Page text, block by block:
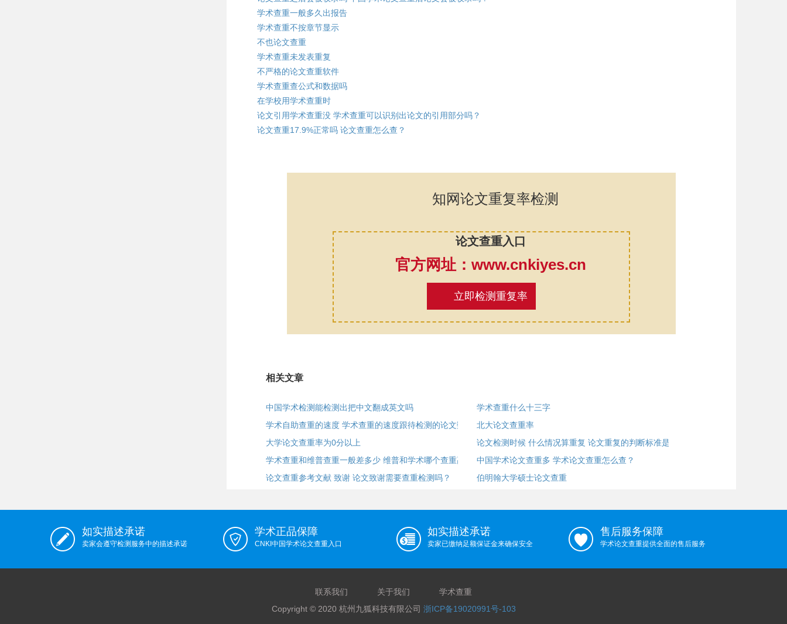
学术查重一般多久出报告
学术查重不按章节显示
不也论文查重
学术查重未发表重复
不严格的论文查重软件
学术查重查公式和数据吗
在学校用学术查重时
论文引用学术查重没 学术查重可以识别出论文的引用部分吗？
论文查重17.9%正常吗 论文查重怎么查？
知网论文重复率检测
论文查重入口
官方网址：www.cnkiyes.cn
立即检测重复率
相关文章
中国学术检测能检测出把中文翻成英文吗
学术自助查重的速度 学术查重的速度跟待检测的论文数
大学论文查重率为0分以上
学术查重和维普查重一般差多少 维普和学术哪个查重高？
论文查重参考文献 致谢 论文致谢需要查重检测吗？
学术查重什么十三字
北大论文查重率
论文检测时候 什么情况算重复 论文重复的判断标准是什
中国学术论文查重多 学术论文查重怎么查？
伯明翰大学硕士论文查重
如实描述承诺
卖家会遵守检测服务中的描述承诺
学术正品保障
CNKI中国学术论文查重入口
如实描述承诺
卖家已缴纳足额保证金来确保安全
售后服务保障
学术论文查重提供全面的售后服务
联系我们 关于我们
学术查重
Copyright © 2020 杭州九狐科技有限公司 浙ICP备19020991号-103